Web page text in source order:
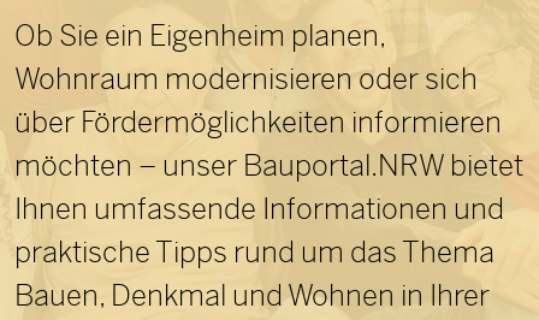
Ob Sie ein Eigenheim planen,
Wohnraum modernisieren oder sich
über Fördermöglichkeiten informieren
möchten – unser Bauportal.NRW bietet
Ihnen umfassende Informationen und
praktische Tipps rund um das Thema
Bauen, Denkmal und Wohnen in Ihrer